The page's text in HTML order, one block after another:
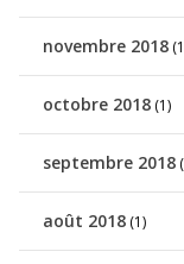
novembre 2018
octobre 2018 (1)
septembre 2018
août 2018 (1)